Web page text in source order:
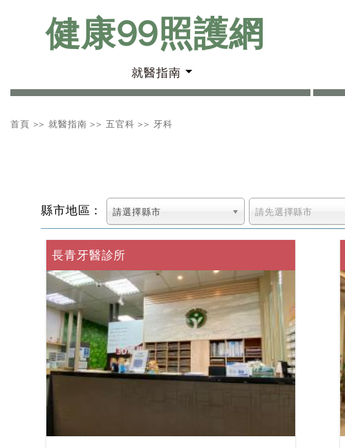
健康99照護網
就醫指南
首頁 >>就醫指南 >> 五官科 >> 牙科
縣市地區： 請選擇縣市 請先選擇縣市
長青牙醫診所